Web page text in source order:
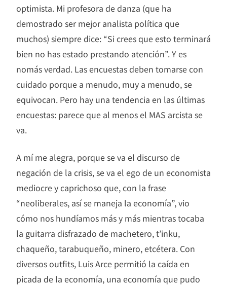
optimista. Mi profesora de danza (que ha
demostrado ser mejor analista política que
muchos) siempre dice: “Si crees que esto terminará
bien no has estado prestando atención”. Y es
nomás verdad. Las encuestas deben tomarse con
cuidado porque a menudo, muy a menudo, se
equivocan. Pero hay una tendencia en las últimas
encuestas: parece que al menos el MAS arcista se
va.
A mí me alegra, porque se va el discurso de
negación de la crisis, se va el ego de un economista
mediocre y caprichoso que, con la frase
“neoliberales, así se maneja la economía”, vio
cómo nos hundíamos más y más mientras tocaba
la guitarra disfrazado de machetero, t’inku,
chaqueño, tarabuqueño, minero, etcétera. Con
diversos outfits, Luis Arce permitió la caída en
picada de la economía, una economía que pudo